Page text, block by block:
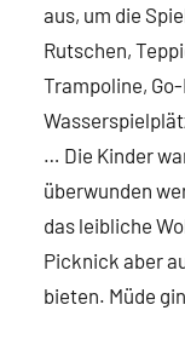
aus, um die
Rutschen,
Trampoline,
… Die Kinder
überwunden
das leibliche
Picknick aber
bieten. Müde